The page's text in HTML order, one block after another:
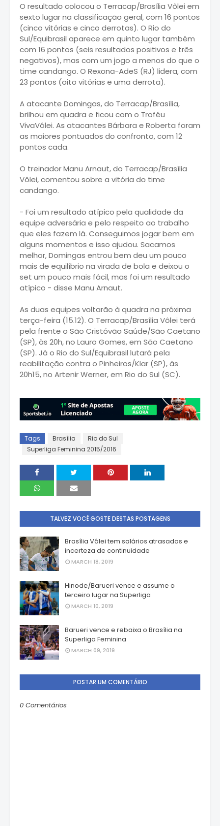
O resultado colocou o Terracap/Brasília Vôlei em
sexto lugar na classificação geral, com 16 pontos
(cinco vitórias e cinco derrotas). O Rio do
Sul/Equibrasil aparece em quinto lugar também
com 16 pontos (seis resultados positivos e três
negativos), mas com um jogo a menos do que o
time candango. O Rexona-AdeS (RJ) lidera, com
23 pontos (oito vitórias e uma derrota).
A atacante Domingas, do Terracap/Brasília,
brilhou em quadra e ficou com o Troféu
VivaVôlei. As atacantes Bárbara e Roberta foram
as maiores pontuados do confronto, com 12
pontos cada.
O treinador Manu Arnaut, do Terracap/Brasília
Vôlei, comentou sobre a vitória do time
candango.
- Foi um resultado atípico pela qualidade da
equipe adversária e pelo respeito ao trabalho
que eles fazem lá. Conseguimos jogar bem em
alguns momentos e isso ajudou. Sacamos
melhor, Domingas entrou bem deu um pouco
mais de equilíbrio na virada de bola e deixou o
set um pouco mais fácil, mas foi um resultado
atípico - disse Manu Arnaut.
As duas equipes voltarão à quadra na próxima
terça-feira (15.12). O Terracap/Brasília Vôlei terá
pela frente o São Cristóvão Saúde/São Caetano
(SP), às 20h, no Lauro Gomes, em São Caetano
(SP). Já o Rio do Sul/Equibrasil lutará pela
reabilitação contra o Pinheiros/Klar (SP), às
20h15, no Artenir Werner, em Rio do Sul (SC).
Tags Brasília
Rio do Sul
Superliga Feminina 2015/2016
TALVEZ VOCÊ GOSTE DESTAS POSTAGENS
Brasília Vôlei tem salários atrasados e
incerteza de continuidade
MARCH 18, 2019
Hinode/Barueri vence e assume o
terceiro lugar na Superliga
MARCH 10, 2019
Barueri vence e rebaixa o Brasília na
Superliga Feminina
MARCH 09, 2019
POSTAR UM COMENTÁRIO
0 Comentários